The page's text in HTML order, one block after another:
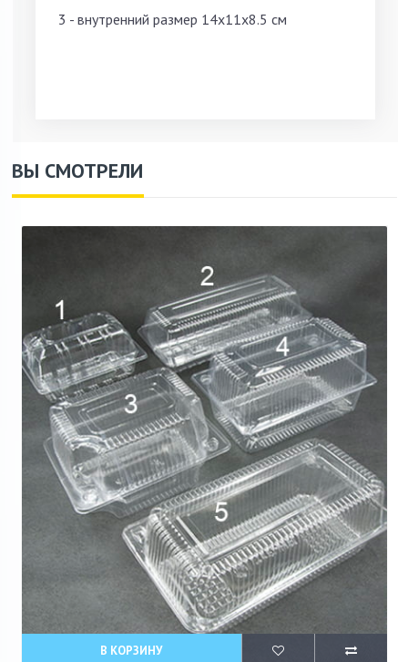
3 - внутренний размер 14х11х8.5 см
ВЫ СМОТРЕЛИ
В КОРЗИНУ